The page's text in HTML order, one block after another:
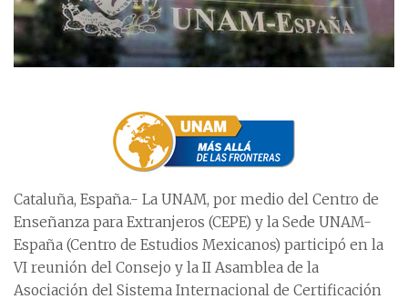
Cataluña, España.- La UNAM, por medio del Centro de
Enseñanza para Extranjeros (CEPE) y la Sede UNAM-
España (Centro de Estudios Mexicanos) participó en la
VI reunión del Consejo y la II Asamblea de la
Asociación del Sistema Internacional de Certificación